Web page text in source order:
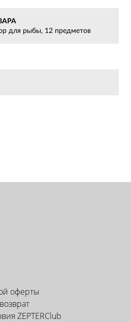
для рыбы, 12 предметов
оферты
ZEPTERClub